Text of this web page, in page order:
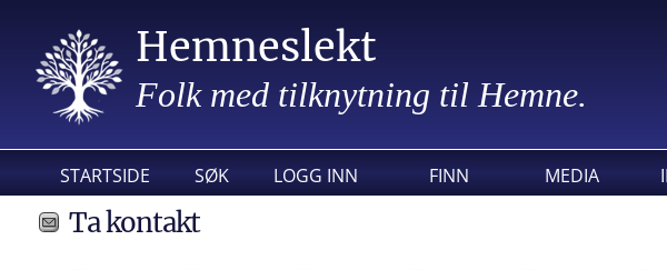
Hemneslekt
Folk med tilknytning til Hemne.
STARTSIDE SØK LOGG INN FINN MEDIA
Ta kontakt